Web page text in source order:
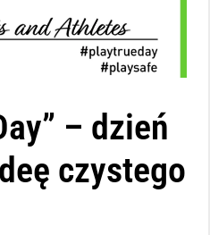
– dzień
czystego